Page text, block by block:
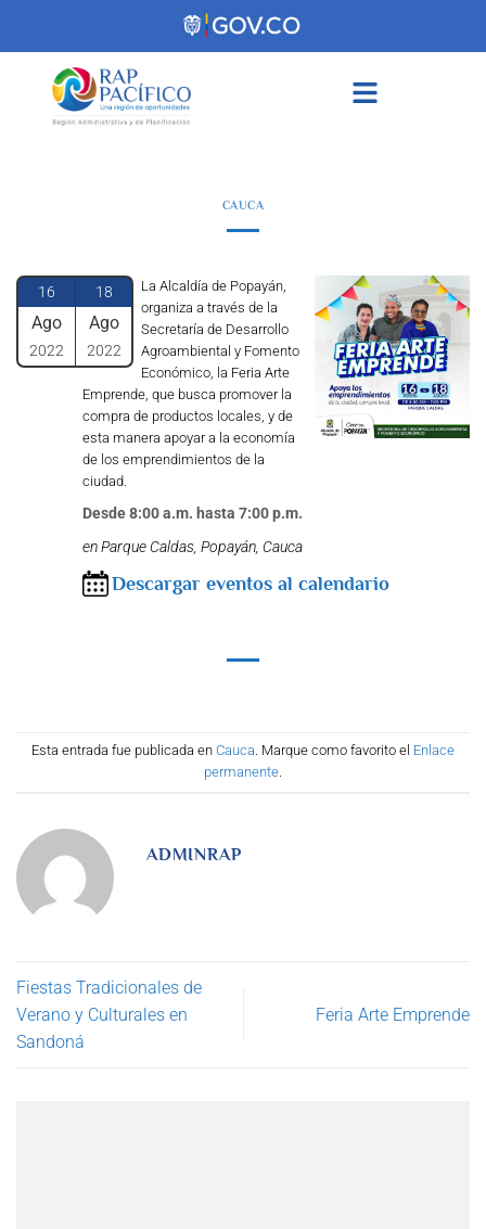
CAUCA
16
Ago
2022
18
Ago
2022
La Alcaldía de Popayán,
organiza a través de la
Secretaría de Desarrollo
Agroambiental y Fomento
Económico, la Feria Arte
Emprende, que busca promover la
compra de productos locales, y de
esta manera apoyar a la economía
de los emprendimientos de la
ciudad.
Desde 8:00 a.m. hasta 7:00 p.m.
en Parque Caldas, Popayán, Cauca
Descargar eventos al calendario
Esta entrada fue publicada en Cauca. Marque como favorito el Enlace
permanente.
ADMINRAP
Fiestas Tradicionales de
Verano y Culturales en
Sandoná
Feria Arte Emprende